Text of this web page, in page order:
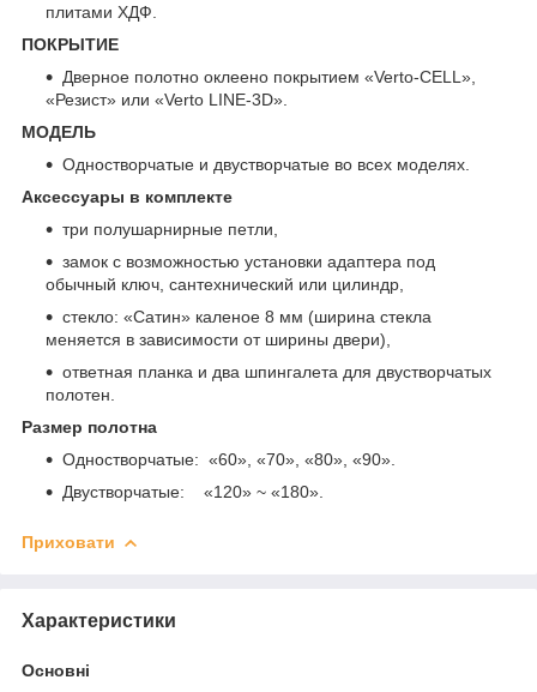
плитами ХДФ.
ПОКРЫТИЕ
Дверное полотно оклеено покрытием «Verto-CELL»,
«Резист» или «Verto LINE-3D».
МОДЕЛЬ
Одностворчатые и двустворчатые во всех моделях.
Аксессуары в комплекте
три полушарнирные петли,
замок с возможностью установки адаптера под
обычный ключ, сантехнический или цилиндр,
стекло: «Сатин» каленое 8 мм (ширина стекла
меняется в зависимости от ширины двери),
ответная планка и два шпингалета для двустворчатых
полотен.
Размер полотна
Одностворчатые: «60», «70», «80», «90».
Двустворчатые: «120» ~ «180».
Приховати
Характеристики
Основні